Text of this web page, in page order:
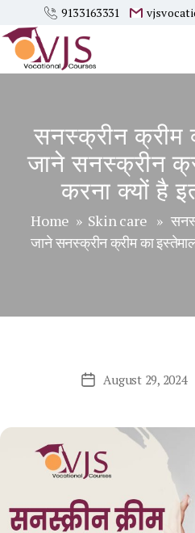
9133163331
सनस्क्रीन क्रीम
जाने सनस्क्रीन
करना क्यों है
Home » Skin care »
जाने सनस्क्रीन क्रीम का
PostAugust 29, 2024